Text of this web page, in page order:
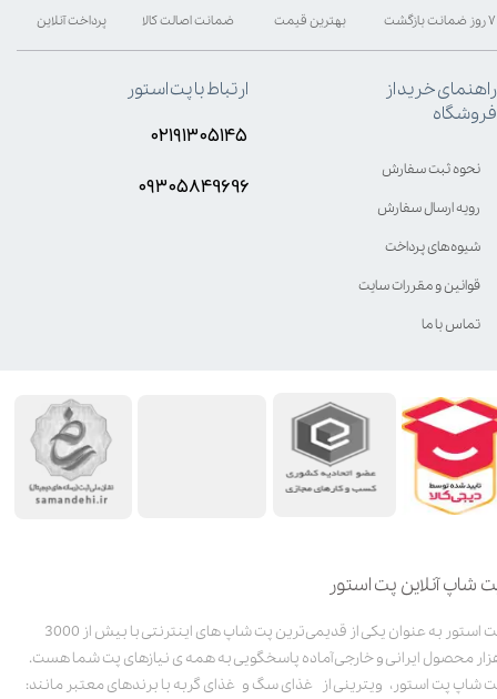
شاپ آنلاین پت استور
پت استور به عنوان یکی از قدیمی‌ترین پت شاپ های اینترنتی با بیش از 3000
محصول ایرانی و خارجی آماده پاسخگویی به همه ی نیازهای پت شما هست.
شاپ پت استور، ویترینی از غذای سگ و غذای گربه با برندهای معتبر مانند:
بهترین قیمت پرداخت آنلاین ۷ روز ضمانت بازگشت ضمانت اصالت کالا
راهنمای خرید از
فروشگاه
نحوه ثبت سفارش
رویه ارسال سفارش
شیوه‌های پرداخت
قوانین و مقررات سایت
تماس با ما
ارتباط با پت استور
۰۲۱۹۱۳۰۵۱۴۵
۰۹۳۰۵8۴9696